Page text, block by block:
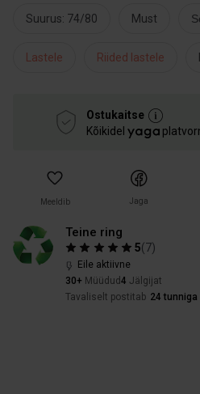
Suurus: 74/80 Must
Lastele Riided lastele
Ostukaitse
Kõikidel
Meeldib Jaga
Teine ring
5(7)
Eile aktiivne
30+ Müüdud 4 Jälgijat
Tavaliselt postitab 24 tunniga